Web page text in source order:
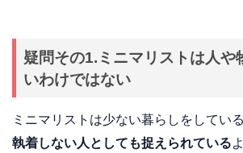
疑問その1.ミニマリストは人や
いわけではない
ミニマリストは少ない暮らしをしている
執着しない人としても捉えられている